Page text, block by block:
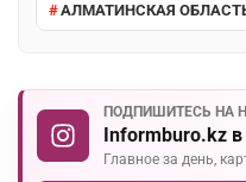
АЛМАТИНСКАЯ
ПОДПИШИТЕСЬ НА
Informburo.kz
Главное за день,